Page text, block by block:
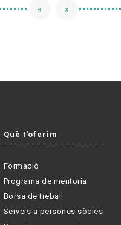
« »
Què t'oferim
Formació
Programa de mentoria
Borsa de treball
Serveis a persones sòcies